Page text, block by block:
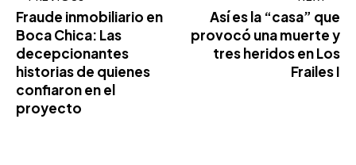
Fraude inmobiliario en
Boca Chica: Las
decepcionantes
historias de quienes
confiaron en el
proyecto
Así es la “casa” que
provocó una muerte y
tres heridos en Los
Frailes I